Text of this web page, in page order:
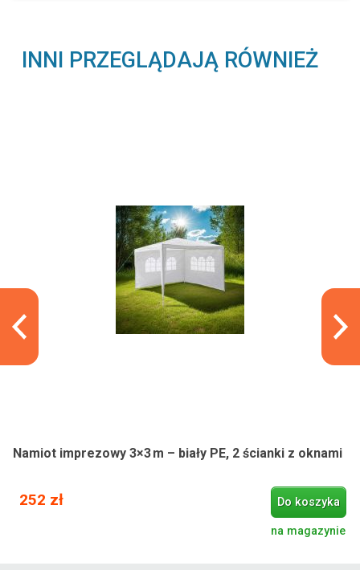
INNI PRZEGLĄDAJĄ RÓWNIEŻ
Namiot imprezowy 3×3 m – biały PE, 2 ścianki z oknami
252 zł Do koszyka
na magazynie